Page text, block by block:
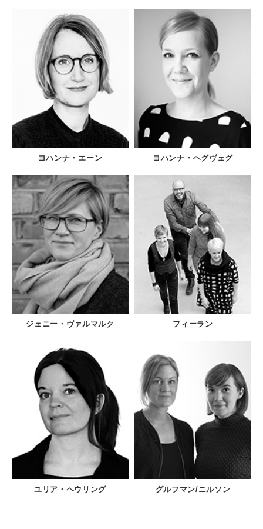
ヨハンナ・エーン ヨハンナ・ヘグヴェグ
ジェニー・ヴァルマルク フィーラン
ユリア・ヘウリング グルフマン/ニルソン